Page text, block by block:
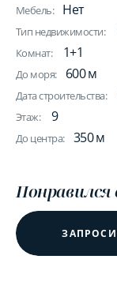
Мебель: Нет
Тип недвижимости:
Комнат: 1+1
До моря: 600 м
Дата строительства:
Этаж: 9
До центра: 350 м
Понравился